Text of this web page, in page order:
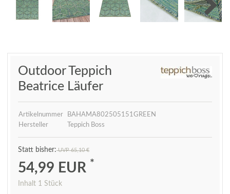
Outdoor Teppich
Beatrice Läufer
Artikelnummer
BAHAMA802505151GREEN
Hersteller
Teppich Boss
UVP 65,10 €
54,99 EUR *
Inhalt 1 Stück